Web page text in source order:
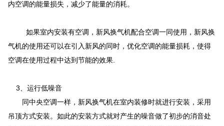
内空调的能量损失，减少了能量的消耗。
如果室内安装有空调，新风换气机配合空调一同使用，新风换
气机的使用还可以在引入新风的同时，优化空调的能量损耗，使得
空调在使用过程中达到节能的效果.
3、运行低噪音
同中央空调一样，新风换气机在室内装修时就进行安装，采用
吊顶方式安装。如此的安装方式就对产生的噪音做了初步的消音处